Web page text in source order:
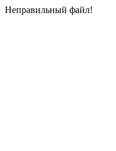
Неправильный файл!